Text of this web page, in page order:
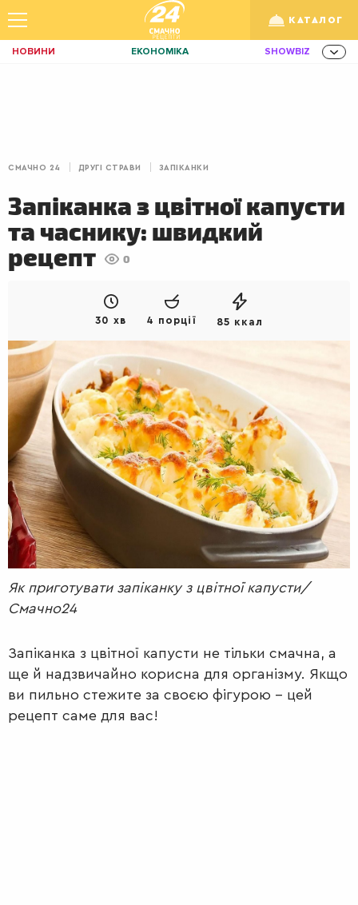
КАТАЛОГ
НОВИНИ ЕКОНОМІКА SHOWBIZ
ІННОВАЦІЇ MEN НЕРУХОМІСТЬ
ЗБІРНА АКТИВ КОРИСНО
РОЗВАГИ
AUTO
РАДІО КРАСА
LIFESTYLE FASHION ТРАДИЦІЇ
PETS
СМАЧНО 24 ДРУГІ СТРАВИ ЗАПІКАНКИ
Запіканка з цвітної капусти
та часнику: швидкий
рецепт
0
30 хв 4 порції 85 ккал
Як приготувати запіканку з цвітної капусти/
Смачно24
Запіканка з цвітної капусти не тільки смачна, а
ще й надзвичайно корисна для організму. Якщо
ви пильно стежите за своєю фігурою – цей
рецепт саме для вас!